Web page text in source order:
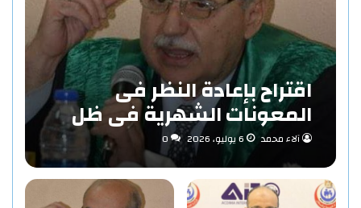
اقتراح بإعادة النظر فى
المعونات الشهرية فى ظل
مفهوم الاستدامة بقلم «د/
حاتم عبد المنعم احمد»
آلاء محمد 6 يوليو، 2026 0